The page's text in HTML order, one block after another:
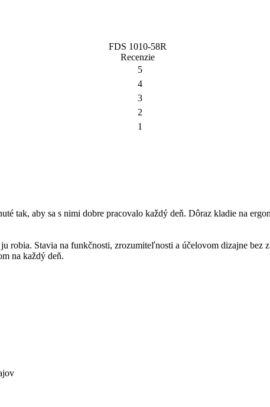
FDS 1010-58R
Recenzie
5
4
3
2
1
tak, aby sa s nimi dobre pracovalo každý deň. Dôraz kladie na
Stavia na funkčnosti, zrozumiteľnosti a účelovom dizajne bez
na každý deň.